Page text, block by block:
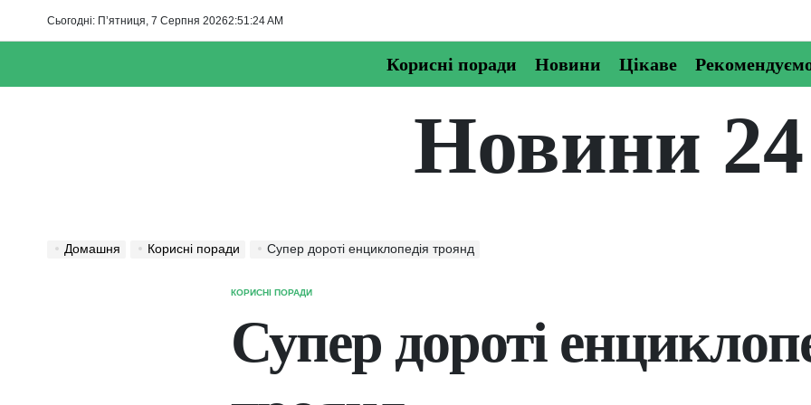
Сьогодні: П’ятниця, 7 Серпня 20262:51 :25AM
Корисні поради Новини Цікаве
Новини 24
Домашня Корисні поради Супер дороті енциклопедія троянд
ОПУБЛІКУВАТИ
КОРИСНІ ПОРАДИ
Супер дороті